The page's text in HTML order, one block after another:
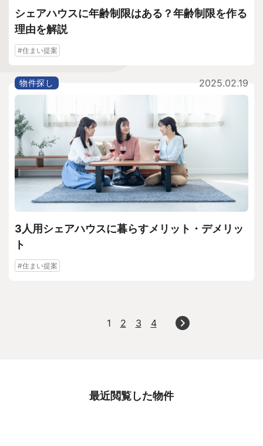
シェアハウスに年齢制限はある？年齢制限を作る
理由を解説
#住まい提案
2025.02.19
物件探し
3人用シェアハウスに暮らすメリット・デメリッ
ト
#住まい提案
1 2 3 4
最近閲覧した物件